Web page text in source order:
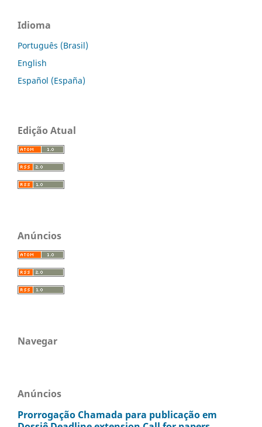
Idioma
Português (Brasil)
English
Español (España)
Edição Atual
Anúncios
Navegar
Anúncios
Prorrogação Chamada para publicação em